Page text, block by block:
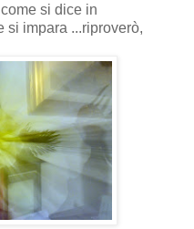
si dice in
si impara ...riproverò,